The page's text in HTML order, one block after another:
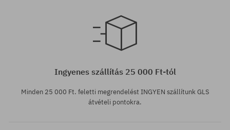
Elérhető méretek:
Ingyenes szállítás 25 000 Ft-tól
Minden 25 000 Ft. feletti megrendelést INGYEN szállítunk GLS
átvételi pontokra.